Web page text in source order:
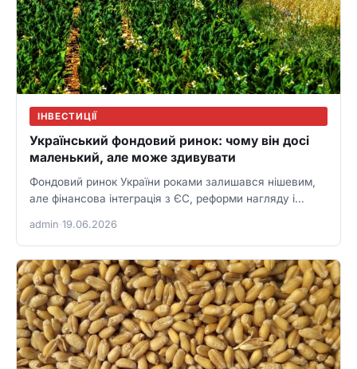
ІНВЕСТИЦІЇ
Український фондовий ринок: чому він досі
маленький, але може здивувати
Фондовий ринок України роками залишався нішевим,
але фінансова інтеграція з ЄС, реформи нагляду і
admin·19.06.2026